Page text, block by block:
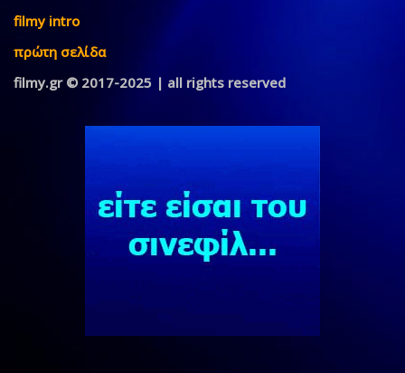
filmy intro
πρώτη σελίδα
filmy.gr © 2017-2025 | all rights reserved